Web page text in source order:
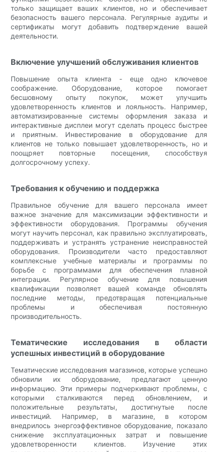
только защищает ваших клиентов, но и обеспечивает
безопасность вашего персонала. Регулярные аудиты и
сертификаты могут добавить подтверждение вашей
деятельности.
Включение улучшений обслуживания клиентов
Повышение опыта клиента - еще одно ключевое
соображение. Оборудование, которое помогает
бесшовному опыту покупок, может улучшить
удовлетворенность клиентов и лояльность. Например,
автоматизированные системы оформления заказа и
интерактивные дисплеи могут сделать процесс быстрее
и приятным. Инвестирование в оборудование для
клиентов не только повышает удовлетворенность, но и
поощряет повторные посещения, способствуя
долгосрочному успеху.
Требования к обучению и поддержка
Правильное обучение для вашего персонала имеет
важное значение для максимизации эффективности и
эффективности оборудования. Программы обучения
могут научить персонал, как правильно эксплуатировать,
поддерживать и устранять устранение неисправностей
оборудования. Производители часто предоставляют
комплексные учебные материалы и программы по
борьбе с программами для обеспечения плавной
интеграции. Регулярное обучение для повышения
квалификации позволяет вашей команде обновлять
последние методы, предотвращая потенциальные
проблемы и обеспечивая постоянную
производительность.
Тематические исследования в области
успешных инвестиций в оборудование
Тематические исследования магазинов, которые успешно
обновили их оборудование, предлагают ценную
информацию. Эти примеры подчеркивают проблемы, с
которыми сталкиваются перед обновлением, и
положительные результаты, достигнутые после
инвестиций. Например, в магазине, в котором
внедрилось энергоэффективное оборудование, показало
снижение эксплуатационных затрат и повышение
удовлетворенности клиентов. Изучение этих